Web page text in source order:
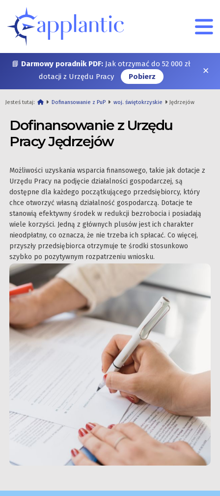
📘 Darmowy poradnik PDF: Jak otrzymać do 52 000 zł
dotacji z Urzędu Pracy
Pobierz
✕
Jesteś tutaj: Dofinansowanie z PuP woj. świętokrzyskie Jędrzejów
Dofinansowanie z Urzędu
Pracy Jędrzejów
Możliwości uzyskania wsparcia finansowego, takie jak dotacje z
Urzędu Pracy na podjęcie działalności gospodarczej, są
dostępne dla każdego początkującego przedsiębiorcy, który
chce otworzyć własną działalność gospodarczą. Dotacje te
stanowią efektywny środek w redukcji bezrobocia i posiadają
wiele korzyści. Jedną z głównych plusów jest ich charakter
nieodpłatny, co oznacza, że nie trzeba ich spłacać. Co więcej,
przyszły przedsiębiorca otrzymuje te środki stosunkowo
szybko po pozytywnym rozpatrzeniu wniosku.